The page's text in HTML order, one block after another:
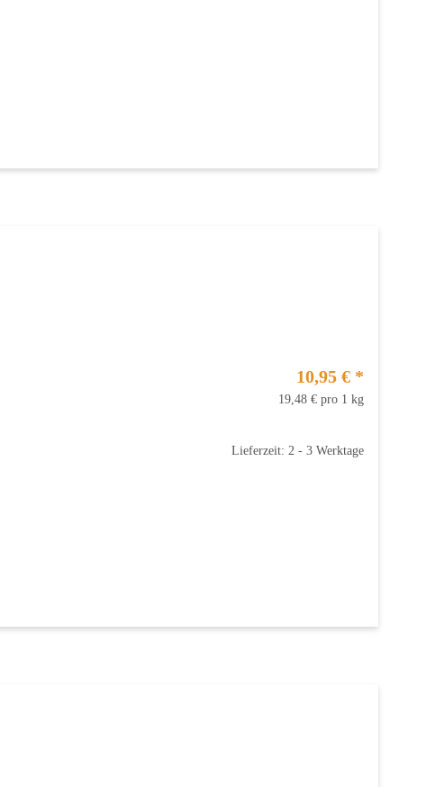
10,95 € *
19,48 € pro 1 kg
Lieferzeit: 2 - 3 Werktage